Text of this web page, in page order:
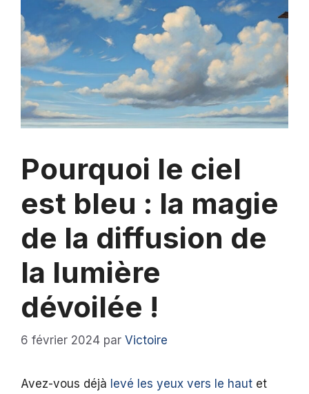
Pourquoi le ciel
est bleu : la magie
de la diffusion de
la lumière
dévoilée !
6 février 2024 par Victoire
Avez-vous déjà levé les yeux vers le haut et